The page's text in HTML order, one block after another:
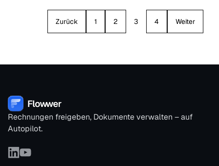
Zurück 1 2 3 4 Weiter
Rechnungen freigeben, Dokumente verwalten – auf
Autopilot.